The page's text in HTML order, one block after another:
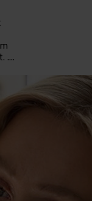
....